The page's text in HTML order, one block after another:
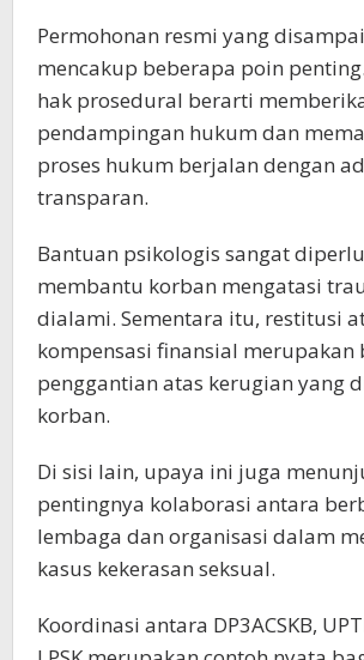
Permohonan resmi yang
mencakup beberapa poin
hak prosedural berarti
pendampingan hukum dan
proses hukum berjalan dengan
transparan.
Bantuan psikologis sangat
membantu korban mengatasi
dialami. Sementara itu, restitusi
kompensasi finansial merupakan
penggantian atas kerugian yang
korban.
Di sisi lain, upaya ini juga
pentingnya kolaborasi antara
lembaga dan organisasi dalam
kasus kekerasan seksual.
Koordinasi antara DP3ACSKB,